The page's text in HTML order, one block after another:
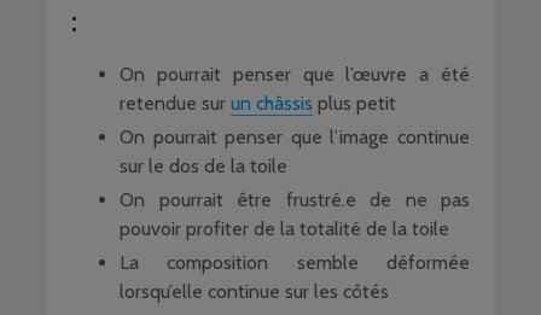
:
On pourrait penser que l’œuvre a été
retendue sur un châssis plus petit
On pourrait penser que l’image continue
sur le dos de la toile
On pourrait être frustré.e de ne pas
pouvoir profiter de la totalité de la toile
La composition semble déformée
lorsqu’elle continue sur les côtés